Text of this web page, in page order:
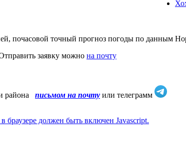
почасовой точный прогноз погоды по данным
заявку можно на почту
района письмом на почту или телеграмм
браузере должен быть включен Javascript.